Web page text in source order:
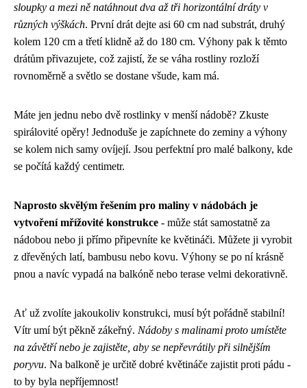
sloupky a mezi ně natáhnout dva až tři horizontální dráty v
různých výškách. První drát dejte asi 60 cm nad substrát, druhý
kolem 120 cm a třetí klidně až do 180 cm. Výhony pak k těmto
drátům přivazujete, což zajistí, že se váha rostliny rozloží
rovnoměrně a světlo se dostane všude, kam má.
Máte jen jednu nebo dvě rostlinky v menší nádobě? Zkuste
spirálovité opěry! Jednoduše je zapíchnete do zeminy a výhony
se kolem nich samy ovíjejí. Jsou perfektní pro malé balkony, kde
se počítá každý centimetr.
Naprosto skvělým řešením pro maliny v nádobách je
vytvoření mřížovité konstrukce - může stát samostatně za
nádobou nebo ji přímo připevníte ke květináči. Můžete ji vyrobit
z dřevěných latí, bambusu nebo kovu. Výhony se po ní krásně
pnou a navíc vypadá na balkóně nebo terase velmi dekorativně.
Ať už zvolíte jakoukoliv konstrukci, musí být pořádně stabilní!
Vítr umí být pěkně zákeřný. Nádoby s malinami proto umístěte
na závětří nebo je zajistěte, aby se nepřevrátily při silnějším
poryvu. Na balkoně je určitě dobré květináče zajistit proti pádu -
to by byla nepříjemnost!